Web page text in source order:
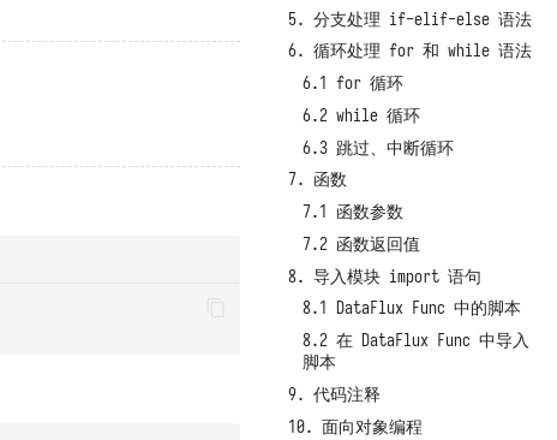
5. 分支处理 if-elif-else 语法
6. 循环处理 for 和 while 语法
6.1 for 循环
6.2 while 循环
6.3 跳过、中断循环
7. 函数
7.1 函数参数
7.2 函数返回值
8. 导入模块 import 语句
8.1 DataFlux Func 中的脚本
8.2 在 DataFlux Func 中导入
脚本
9. 代码注释
10. 面向对象编程